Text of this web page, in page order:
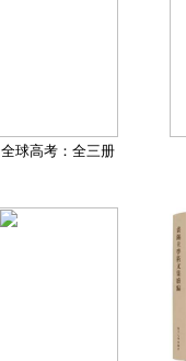
全球高考：全三册